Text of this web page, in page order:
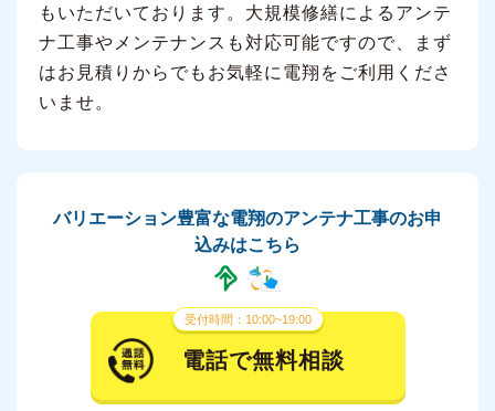
もいただいております。大規模修繕によるアンテ
ナ工事やメンテナンスも対応可能ですので、まず
はお見積りからでもお気軽に電翔をご利用くださ
いませ。
バリエーション豊富な電翔のアンテナ工事のお申
込みはこちら
受付時間：10:00~19:00
電話で無料相談